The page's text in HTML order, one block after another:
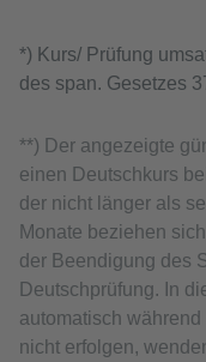
*) Kurs/ Prüfung
des span. Gesetzes
**) Der angezeigte
einen Deutschkurs
der nicht länger als
Monate beziehen
der Beendigung des
Deutschprüfung. In
automatisch
nicht erfolgen,